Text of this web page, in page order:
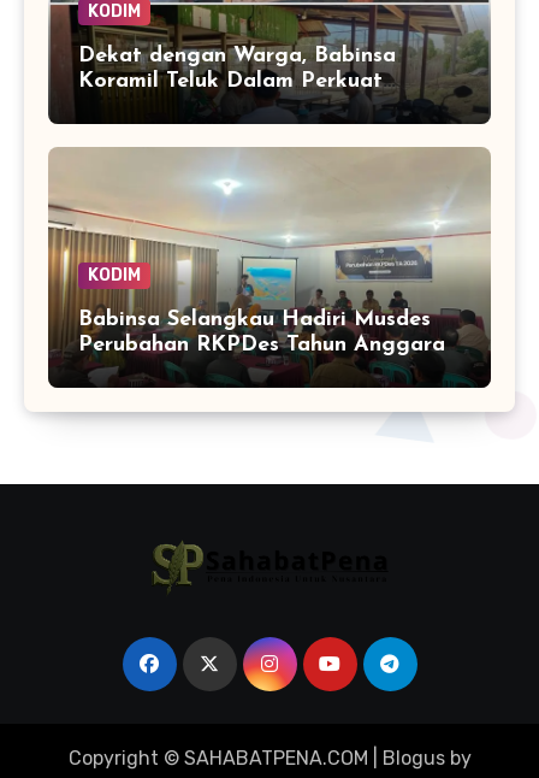
KODIM
Dekat dengan Warga, Babinsa
Koramil Teluk Dalam Perkuat
Pembinaan Wilayah Simeulue
KODIM
Babinsa Selangkau Hadiri Musdes
Perubahan RKPDes Tahun Anggaran
2026
Copyright © SAHABATPENA.COM Blogusby